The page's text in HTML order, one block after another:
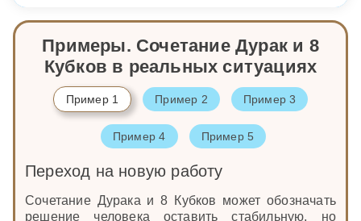
Примеры. Сочетание Дурак и 8
Кубков в реальных ситуациях
Пример 1 Пример 2 Пример 3
Пример 4 Пример 5
Переход на новую работу
Сочетание Дурака и 8 Кубков может обозначать
решение человека оставить стабильную, но